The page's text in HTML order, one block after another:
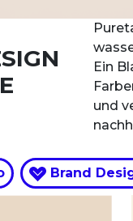
Ein
und
Brand